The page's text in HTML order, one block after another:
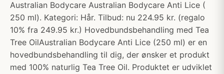
Australian Bodycare Australian Bodycare Anti Lice (
250 ml). Kategori: Hår. Tilbud: nu 224.95 kr. (regalo
10% fra 249.95 kr.) Hovedbundsbehandling med Tea
Tree OilAustralian Bodycare Anti Lice (250 ml) er en
hovedbundsbehandling til dig, der ønsker et produkt
med 100% naturlig Tea Tree Oil. Produktet er udviklet